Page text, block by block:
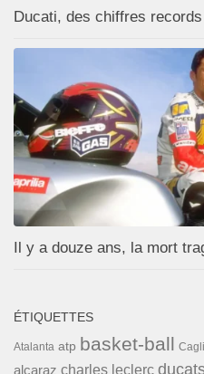
Ducati, des chiffres
Il y a douze ans, la mort
ÉTIQUETTES
Atalanta atp basket-ball
alcaraz charles leclerc